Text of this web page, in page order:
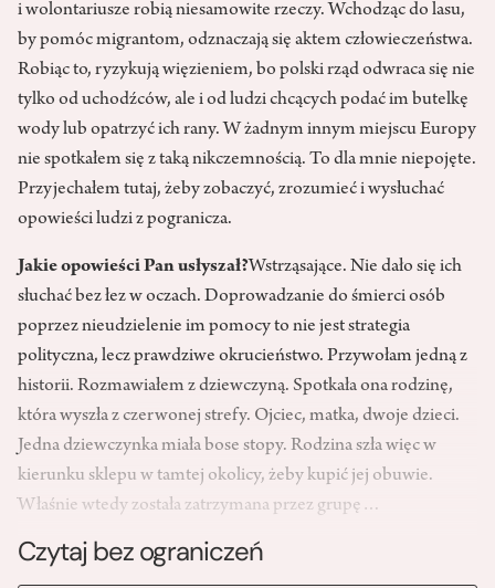
i wolontariusze robią niesamowite rzeczy. Wchodząc do lasu,
by pomóc migrantom, odznaczają się aktem człowieczeństwa.
Robiąc to, ryzykują więzieniem, bo polski rząd odwraca się nie
tylko od uchodźców, ale i od ludzi chcących podać im butelkę
wody lub opatrzyć ich rany. W żadnym innym miejscu Europy
nie spotkałem się z taką nikczemnością. To dla mnie niepojęte.
Przyjechałem tutaj, żeby zobaczyć, zrozumieć i wysłuchać
opowieści ludzi z pogranicza.
Jakie opowieści Pan usłyszał?Wstrząsające. Nie dało się ich
słuchać bez łez w oczach. Doprowadzanie do śmierci osób
poprzez nieudzielenie im pomocy to nie jest strategia
polityczna, lecz prawdziwe okrucieństwo. Przywołam jedną z
historii. Rozmawiałem z dziewczyną. Spotkała ona rodzinę,
która wyszła z czerwonej strefy. Ojciec, matka, dwoje dzieci.
Jedna dziewczynka miała bose stopy. Rodzina szła więc w
kierunku sklepu w tamtej okolicy, żeby kupić jej obuwie.
Właśnie wtedy została zatrzymana przez grupę…
Czytaj bez ograniczeń